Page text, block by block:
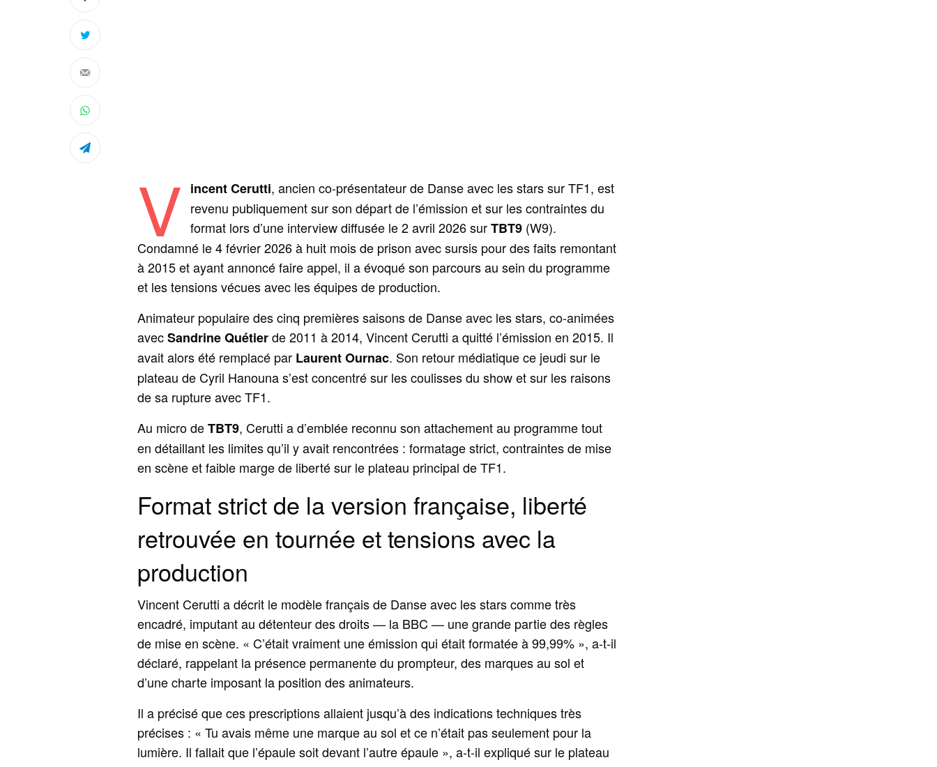
V incent Cerutti, ancien co-présentateur de Danse avec les stars sur TF1, est
revenu publiquement sur son départ de l’émission et sur les contraintes du
format lors d’une interview diffusée le 2 avril 2026 surTBT9(W9).
Condamné le 4 février 2026 à huit mois de prison avec sursis pour des faits remontant
à 2015 et ayant annoncé faire appel, il a évoqué son parcours au sein du programme
et les tensions vécues avec les équipes de production.
Animateur populaire des cinq premières saisons de Danse avec les stars, co-animées
avecSandrine Quétierde 2011 à 2014, Vincent Cerutti a quitté l’émission en 2015. Il
avait alors été remplacé par Laurent Ournac. Son retour médiatique ce jeudi sur le
plateau de Cyril Hanouna s’est concentré sur les coulisses du show et sur les raisons
de sa rupture avec TF1.
Au micro deTBT9, Cerutti a d’emblée reconnu son attachement au programme tout
en détaillant les limites qu’il y avait rencontrées : formatage strict, contraintes de mise
en scène et faible marge de liberté sur le plateau principal de TF1.
Format strict de la version française, liberté
retrouvée en tournée et tensions avec la
production
Vincent Cerutti a décrit le modèle français de Danse avec les stars comme très
encadré, imputant au détenteur des droits — la BBC — une grande partie des règles
de mise en scène. « C’était vraiment une émission qui était formatée à 99,99% », a-t-il
déclaré, rappelant la présence permanente du prompteur, des marques au sol et
d’une charte imposant la position des animateurs.
Il a précisé que ces prescriptions allaient jusqu’à des indications techniques très
précises : « Tu avais même une marque au sol et ce n’était pas seulement pour la
lumière. Il fallait que l’épaule soit devant l’autre épaule », a-t-il expliqué sur le plateau